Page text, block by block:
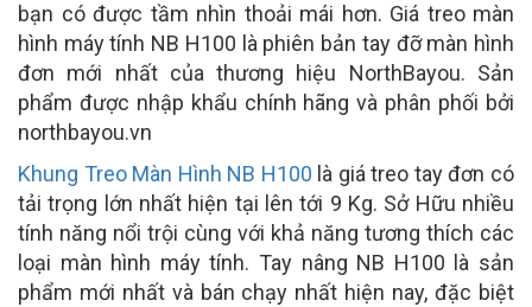
bạn có được tầm nhìn thoải mái hơn. Giá treo màn
hình máy tính NB H100 là phiên bản tay đỡ màn hình
đơn mới nhất của thương hiệu NorthBayou. Sản
phẩm được nhập khẩu chính hãng và phân phối bởi
northbayou.vn
Khung Treo Màn Hình NB H100 là giá treo tay đơn có
tải trọng lớn nhất hiện tại lên tới 9 Kg. Sở Hữu nhiều
tính năng nổi trội cùng với khả năng tương thích các
loại màn hình máy tính. Tay nâng NB H100 là sản
phẩm mới nhất và bán chạy nhất hiện nay, đặc biệt